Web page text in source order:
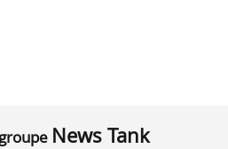
News Tank